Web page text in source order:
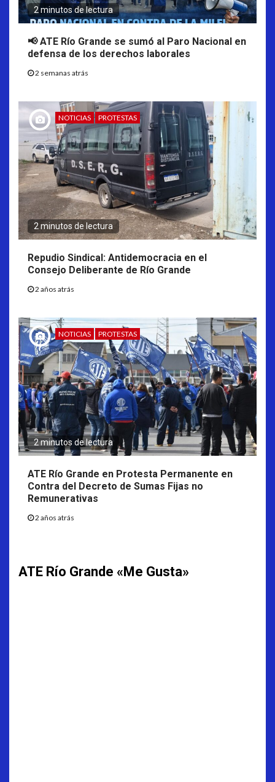
2 minutos de lectura
📢 ATE Río Grande se sumó al Paro Nacional en
defensa de los derechos laborales
2 semanas atrás
NOTICIAS PROTESTAS
2 minutos de lectura
Repudio Sindical: Antidemocracia en el
Consejo Deliberante de Río Grande
2 años atrás
NOTICIAS PROTESTAS
2 minutos de lectura
ATE Río Grande en Protesta Permanente en
Contra del Decreto de Sumas Fijas no
Remunerativas
2 años atrás
ATE Río Grande «Me Gusta»